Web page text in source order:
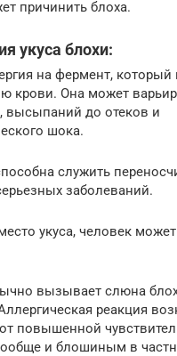
причинить блоха.
укуса блохи:
на фермент, который
крови. Она может
высыпаний до отеков и
шока.
служить
заболеваний.
укуса, человек
вызывает слюна
реакция
повышенной
и блошиным в